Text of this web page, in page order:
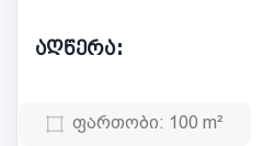
აღწერა:
ფართობი: 100 m²